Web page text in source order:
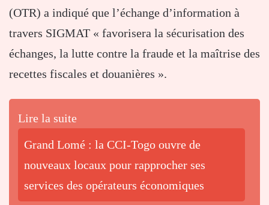
(OTR) a indiqué que l’échange d’information à
travers SIGMAT « favorisera la sécurisation des
échanges, la lutte contre la fraude et la maîtrise des
recettes fiscales et douanières ».
Lire la suite
Grand Lomé : la CCI-Togo ouvre de
nouveaux locaux pour rapprocher ses
services des opérateurs économiques